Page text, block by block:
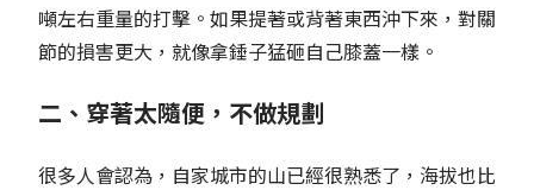
噸左右重量的打擊。如果提著或背著東西沖下來，對關
節的損害更大，就像拿錘子猛砸自己膝蓋一樣。
二、穿著太隨便，不做規劃
很多人會認為，自家城市的山已經很熟悉了，海拔也比